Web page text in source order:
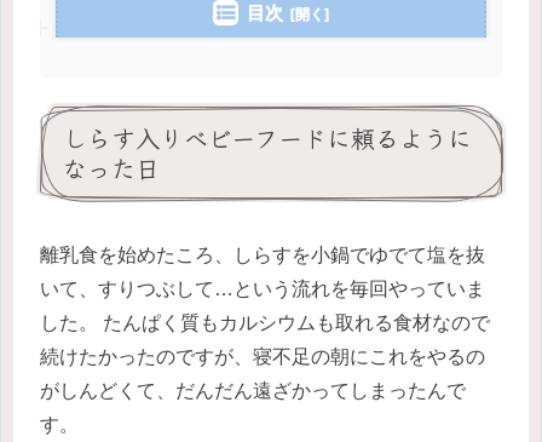
目次
しらす入りベビーフードに頼るように
なった日
離乳食を始めたころ、しらすを小鍋でゆでて塩を抜
いて、すりつぶして…という流れを毎回やっていま
した。 たんぱく質もカルシウムも取れる食材なので
続けたかったのですが、寝不足の朝にこれをやるの
がしんどくて、だんだん遠ざかってしまったんで
す。